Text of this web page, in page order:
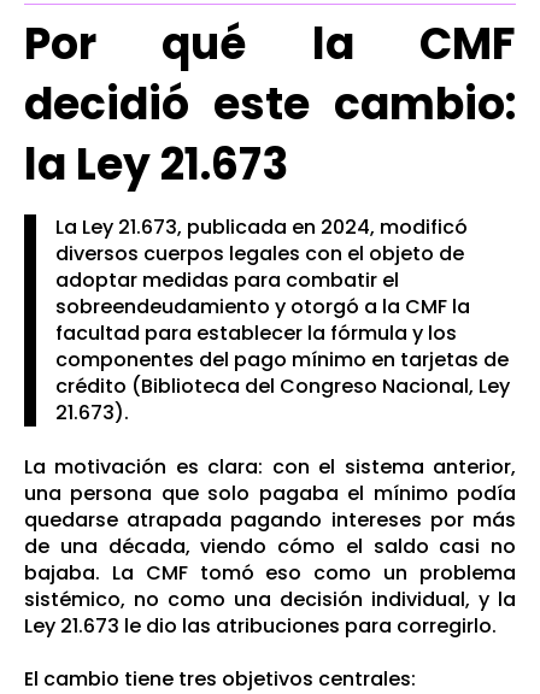
Por qué la CMF
decidió este cambio:
la Ley 21.673
La Ley 21.673, publicada en 2024, modificó
diversos cuerpos legales con el objeto de
adoptar medidas para combatir el
sobreendeudamiento y otorgó a la CMF la
facultad para establecer la fórmula y los
componentes del pago mínimo en tarjetas de
crédito (Biblioteca del Congreso Nacional, Ley
21.673).
La motivación es clara: con el sistema anterior,
una persona que solo pagaba el mínimo podía
quedarse atrapada pagando intereses por más
de una década, viendo cómo el saldo casi no
bajaba. La CMF tomó eso como un problema
sistémico, no como una decisión individual, y la
Ley 21.673 le dio las atribuciones para corregirlo.
El cambio tiene tres objetivos centrales: